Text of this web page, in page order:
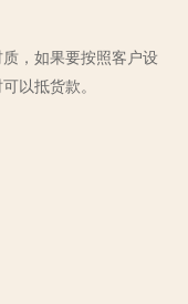
，如果要按照客户设
以抵货款。